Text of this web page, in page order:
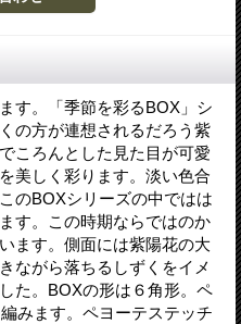
す。「季節を彩るBOX」シ
の方が連想されるだろう紫
ころんとした見た目が可愛
美しく彩ります。淡い色合
のBOXシリーズの中ではは
す。この時期ならではのか
ます。側面には紫陽花の大
ながら落ちるしずくをイメ
た。BOXの形は６角形。ペ
みます。ペヨーテステッチ